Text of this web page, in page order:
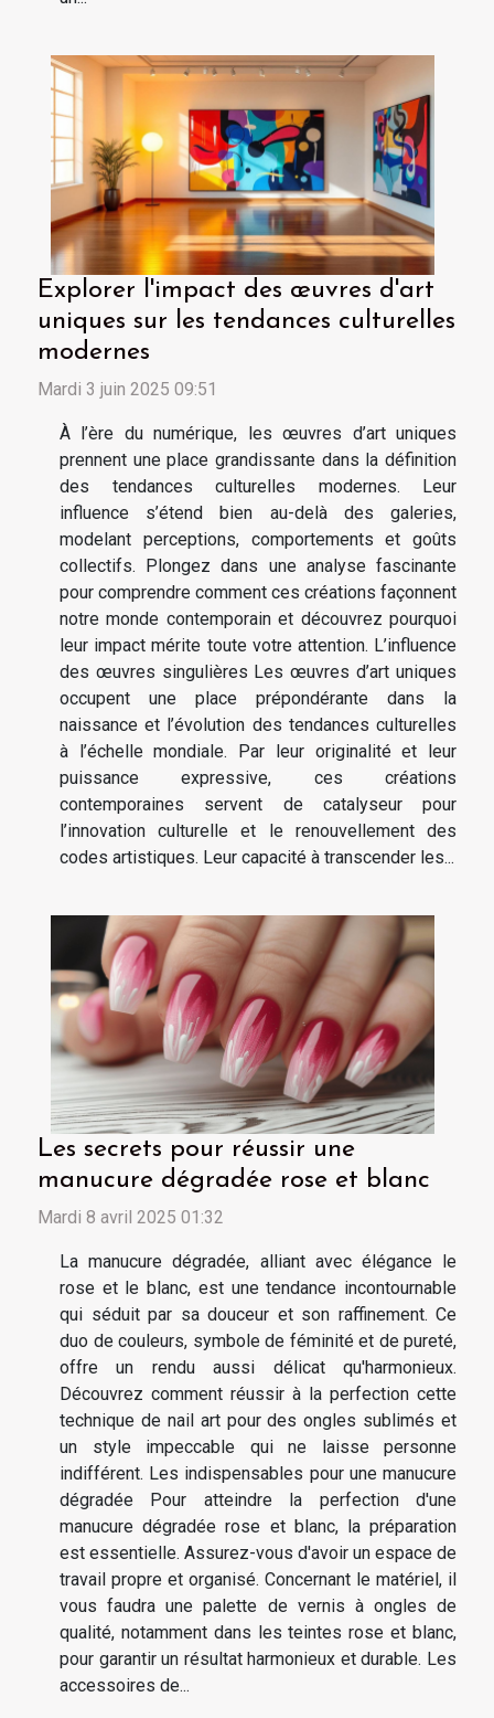
Explorer l'impact des œuvres d'art
uniques sur les tendances culturelles
modernes
Mardi 3 juin 2025 09:51
À l’ère du numérique, les œuvres d’art uniques
prennent une place grandissante dans la définition
des tendances culturelles modernes. Leur
influence s’étend bien au-delà des galeries,
modelant perceptions, comportements et goûts
collectifs. Plongez dans une analyse fascinante
pour comprendre comment ces créations façonnent
notre monde contemporain et découvrez pourquoi
leur impact mérite toute votre attention. L’influence
des œuvres singulières Les œuvres d’art uniques
occupent une place prépondérante dans la
naissance et l’évolution des tendances culturelles
à l’échelle mondiale. Par leur originalité et leur
puissance expressive, ces créations
contemporaines servent de catalyseur pour
l’innovation culturelle et le renouvellement des
codes artistiques. Leur capacité à transcender les...
Les secrets pour réussir une
manucure dégradée rose et blanc
Mardi 8 avril 2025 01:32
La manucure dégradée, alliant avec élégance le
rose et le blanc, est une tendance incontournable
qui séduit par sa douceur et son raffinement. Ce
duo de couleurs, symbole de féminité et de pureté,
offre un rendu aussi délicat qu'harmonieux.
Découvrez comment réussir à la perfection cette
technique de nail art pour des ongles sublimés et
un style impeccable qui ne laisse personne
indifférent. Les indispensables pour une manucure
dégradée Pour atteindre la perfection d'une
manucure dégradée rose et blanc, la préparation
est essentielle. Assurez-vous d'avoir un espace de
travail propre et organisé. Concernant le matériel, il
vous faudra une palette de vernis à ongles de
qualité, notamment dans les teintes rose et blanc,
pour garantir un résultat harmonieux et durable. Les
accessoires de...